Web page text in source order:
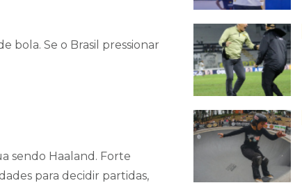
bola. Se o Brasil pressionar
sendo Haaland. Forte
para decidir partidas,